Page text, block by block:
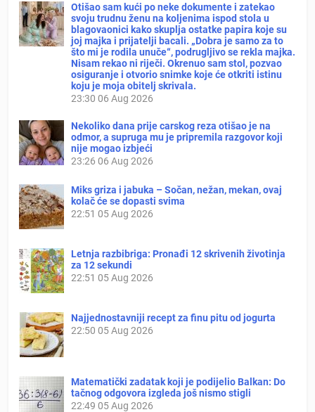
Otišao sam kući po neke dokumente i zatekao
svoju trudnu ženu na koljenima ispod stola u
blagovaonici kako skuplja ostatke papira koje su
joj majka i prijatelji bacali. „Dobra je samo za to
što mi je rodila unuče“, podrugljivo se rekla majka.
Nisam rekao ni riječi. Okrenuo sam stol, pozvao
osiguranje i otvorio snimke koje će otkriti istinu
koju je moja obitelj skrivala.
23:30 06 Aug 2026
Nekoliko dana prije carskog reza otišao je na
odmor, a supruga mu je pripremila razgovor koji
nije mogao izbjeći
23:26 06 Aug 2026
Miks griza i jabuka – Sočan, nežan, mekan, ovaj
kolač će se dopasti svima
22:51 05 Aug 2026
Letnja razbibriga: Pronađi 12 skrivenih životinja
za 12 sekundi
22:51 05 Aug 2026
Najjednostavniji recept za finu pitu od jogurta
22:50 05 Aug 2026
Matematički zadatak koji je podijelio Balkan: Do
tačnog odgovora izgleda još nismo stigli
22:49 05 Aug 2026